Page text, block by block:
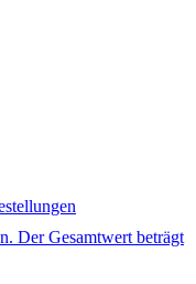
Der Gesamtwert beträgt